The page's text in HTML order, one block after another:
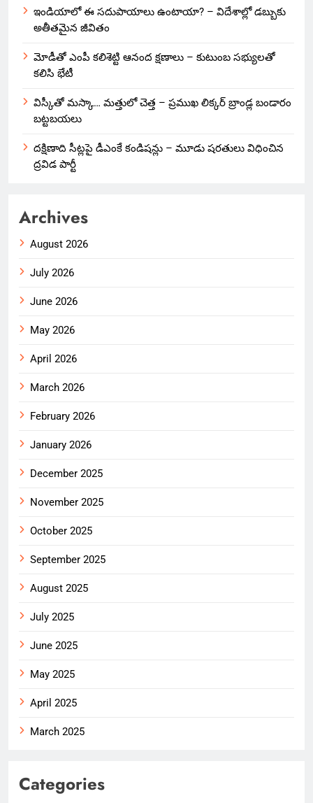
ఇండియాలో‌ ఈ సదుపాయాలు ఉంటాయా? – విదేశాల్లో డబ్బుకు
అతీతమైన జీవితం
మోడీతో ఎంపీ కలిశెట్టి ఆనంద క్షణాలు – కుటుంబ సభ్యులతో
కలిసి భేటీ
విస్కీతో మస్కా… మత్తులో చెత్త – ప్రముఖ లిక్కర్ బ్రాండ్ల బండారం
బట్టబయలు
దక్షిణాది సీట్లపై డీఎంకే కండిషన్లు – మూడు షరతులు విధించిన
ద్రవిడ పార్టీ
Archives
August 2026
July 2026
June 2026
May 2026
April 2026
March 2026
February 2026
January 2026
December 2025
November 2025
October 2025
September 2025
August 2025
July 2025
June 2025
May 2025
April 2025
March 2025
Categories